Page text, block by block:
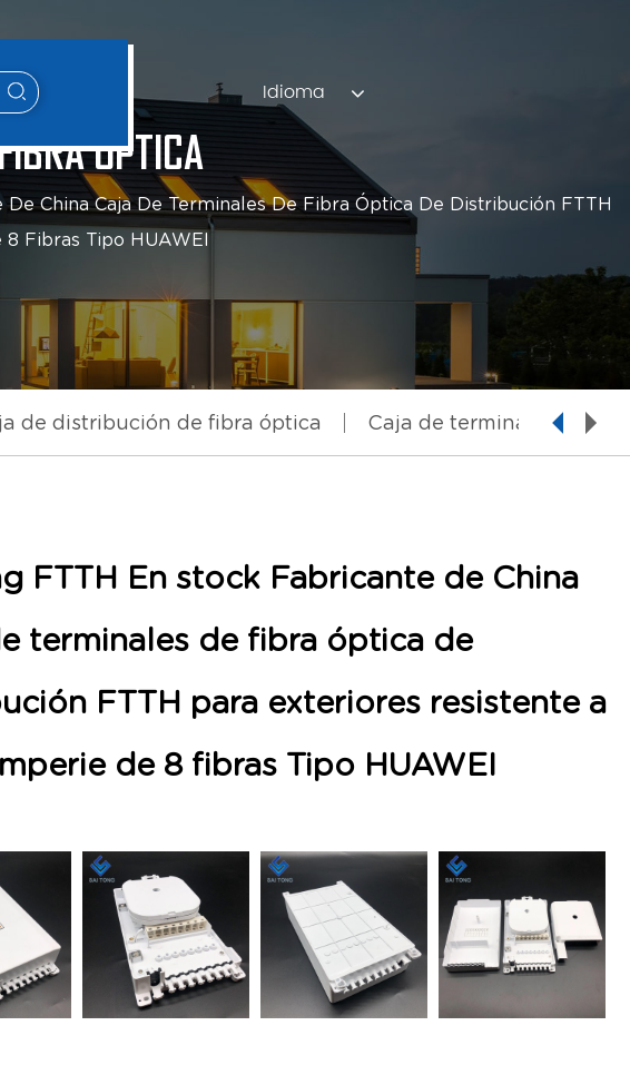
Idioma
ÓPTICA
China Caja De Terminales De Fibra Óptica De Distribución FTTH
Fibras Tipo HUAWEI
de distribución de fibra óptica Caja de terminación de
FTTH En stock Fabricante de China
terminales de fibra óptica de
FTTH para exteriores resistente a
de 8 fibras Tipo HUAWEI